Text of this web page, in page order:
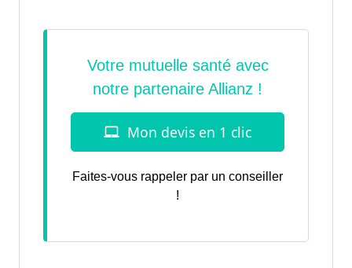
Faites-vous rappeler par un conseiller
!